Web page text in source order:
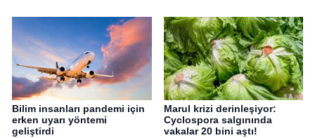
Bilim insanları pandemi için
erken uyarı yöntemi
geliştirdi
Marul krizi derinleşiyor:
Cyclospora salgınında
vakalar 20 bini aştı!